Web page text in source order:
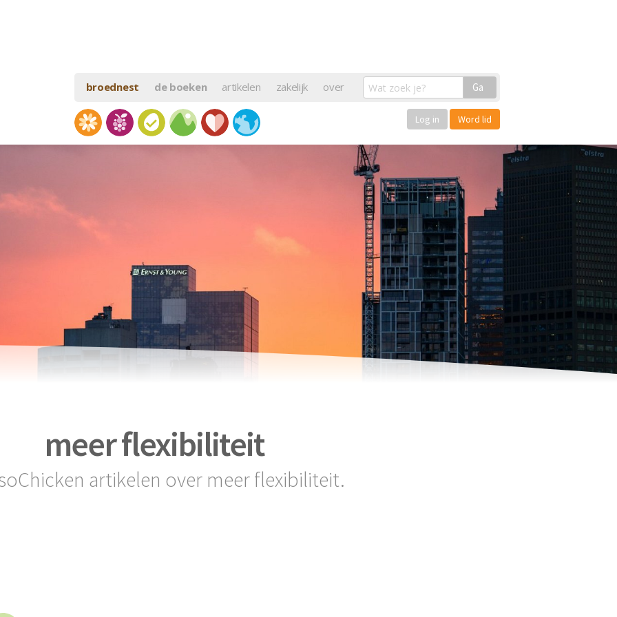
broednest de boeken artikelen zakelijk over Ga
Log in Word lid
meer flexibiliteit
artikelen over meer flexibiliteit.